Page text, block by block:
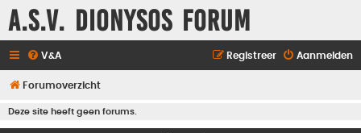
A.S.V. Dionysos Forum
V&A Aanmelden
Registreer
Forumoverzicht
Deze site heeft geen forums.